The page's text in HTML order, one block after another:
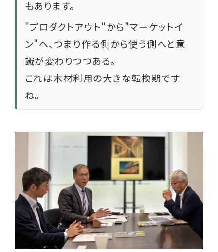
もあります。
"プロダクトアウト"から"マーケットイ
ン"へ、つまり作る側から使う側へと意
識が変わりつつある。
これは木材利用の大きな転換期です
ね。